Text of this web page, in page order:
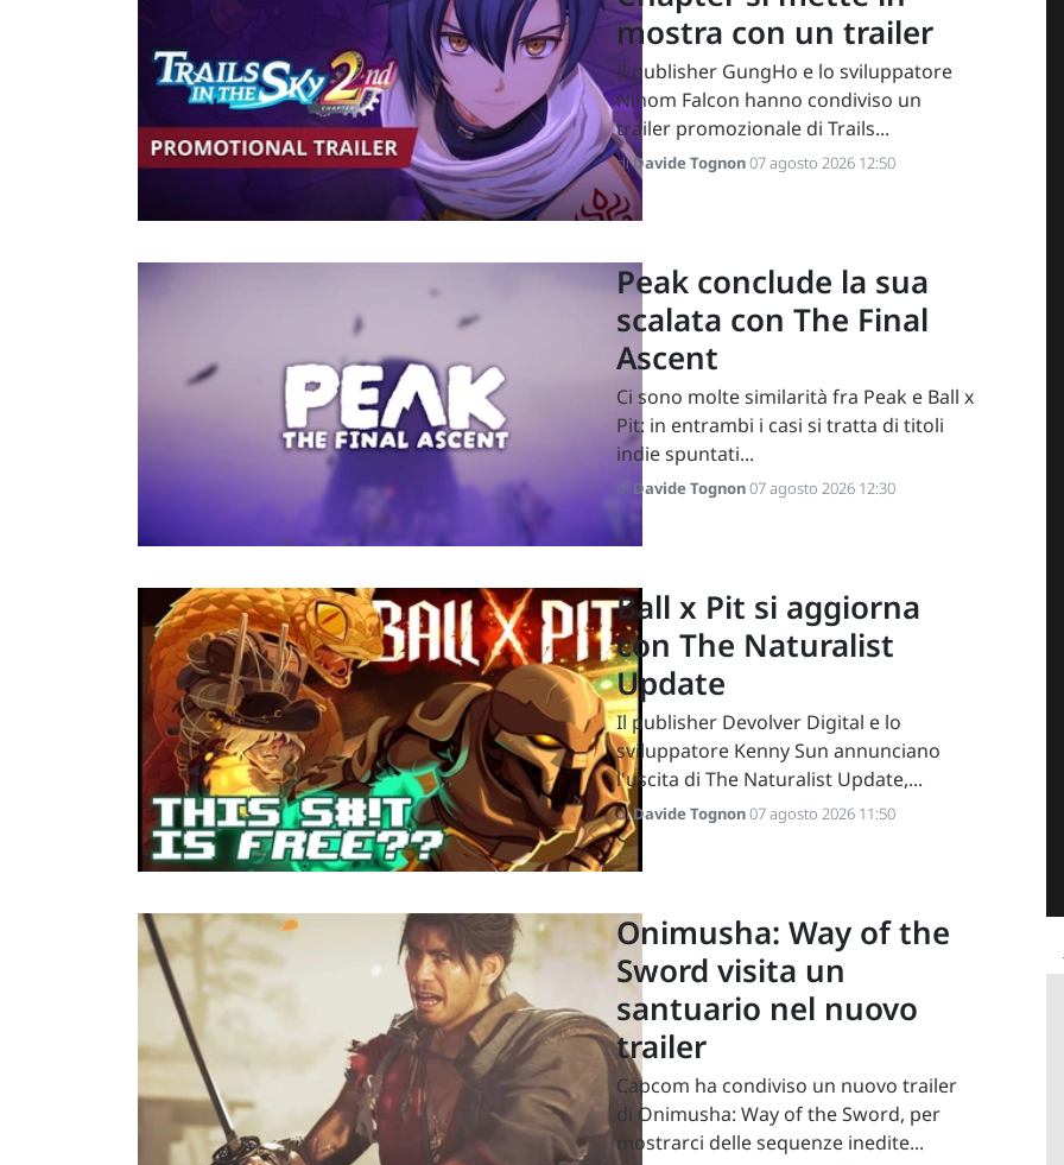
mostra con un trailer
Il publisher GungHo e lo sviluppatore
Nihom Falcon hanno condiviso un
trailer promozionale di Trails...
diDavide Tognon07 agosto 2026 12:50
Peak conclude la sua
scalata con The Final
Ascent
Ci sono molte similarità fra Peak e Ball x
Pit: in entrambi i casi si tratta di titoli
indie spuntati...
di Davide Tognon07 agosto 2026 12:30
Ball x Pit si aggiorna
con The Naturalist
Update
Il publisher Devolver Digital e lo
sviluppatore Kenny Sun annunciano
l'uscita di The Naturalist Update,...
diDavide Tognon07 agosto 2026 11:50
Onimusha: Way of the
Sword visita un
santuario nel nuovo
trailer
Capcom ha condiviso un nuovo trailer
di Onimusha: Way of the Sword, per
mostrarci delle sequenze inedite...